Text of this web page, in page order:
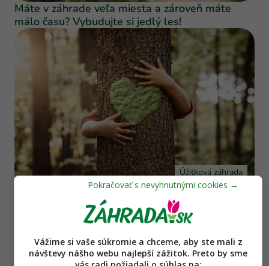
Máte v záhrade veľa miesta a zároveň máte
málo času? Vybudujte si jedlý les!
Úžitková záhrada
Stromy sú naším prepojením s budúcnosťou,
sú obrovskou klimatizáciou i čističkou vzduchu.
Koľko ich máte v záhrade?
Vážime si vaše súkromie a chceme, aby ste mali z
návštevy nášho webu najlepší zážitok. Preto by sme